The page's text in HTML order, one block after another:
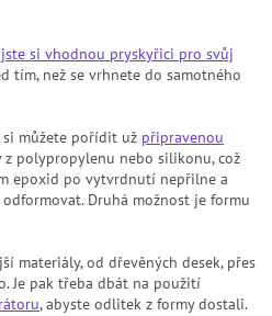
si vhodnou pryskyřici pro svůj
tím, než se vrhnete do samotného
můžete pořídit už připravenou
z polypropylenu nebo silikonu, což
epoxid po vytvrdnutí nepřilne a
Druhá možnost je formu
materiály, od dřevěných desek, přes
Je pak třeba dbát na použití
, abyste odlitek z formy dostali.